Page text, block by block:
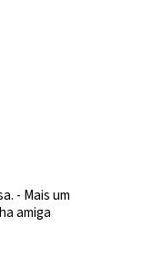
- Mais um
amiga